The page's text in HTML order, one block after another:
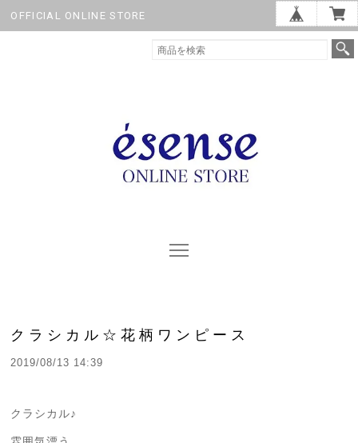
OFFICIAL ONLINE STORE
クラシカル☆花柄ワンピース
2019/08/13 14:39
クラシカル♪